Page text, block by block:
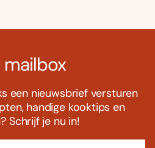
een nieuwsbrief versturen
handige kooktips en
Schrijf je nu in!